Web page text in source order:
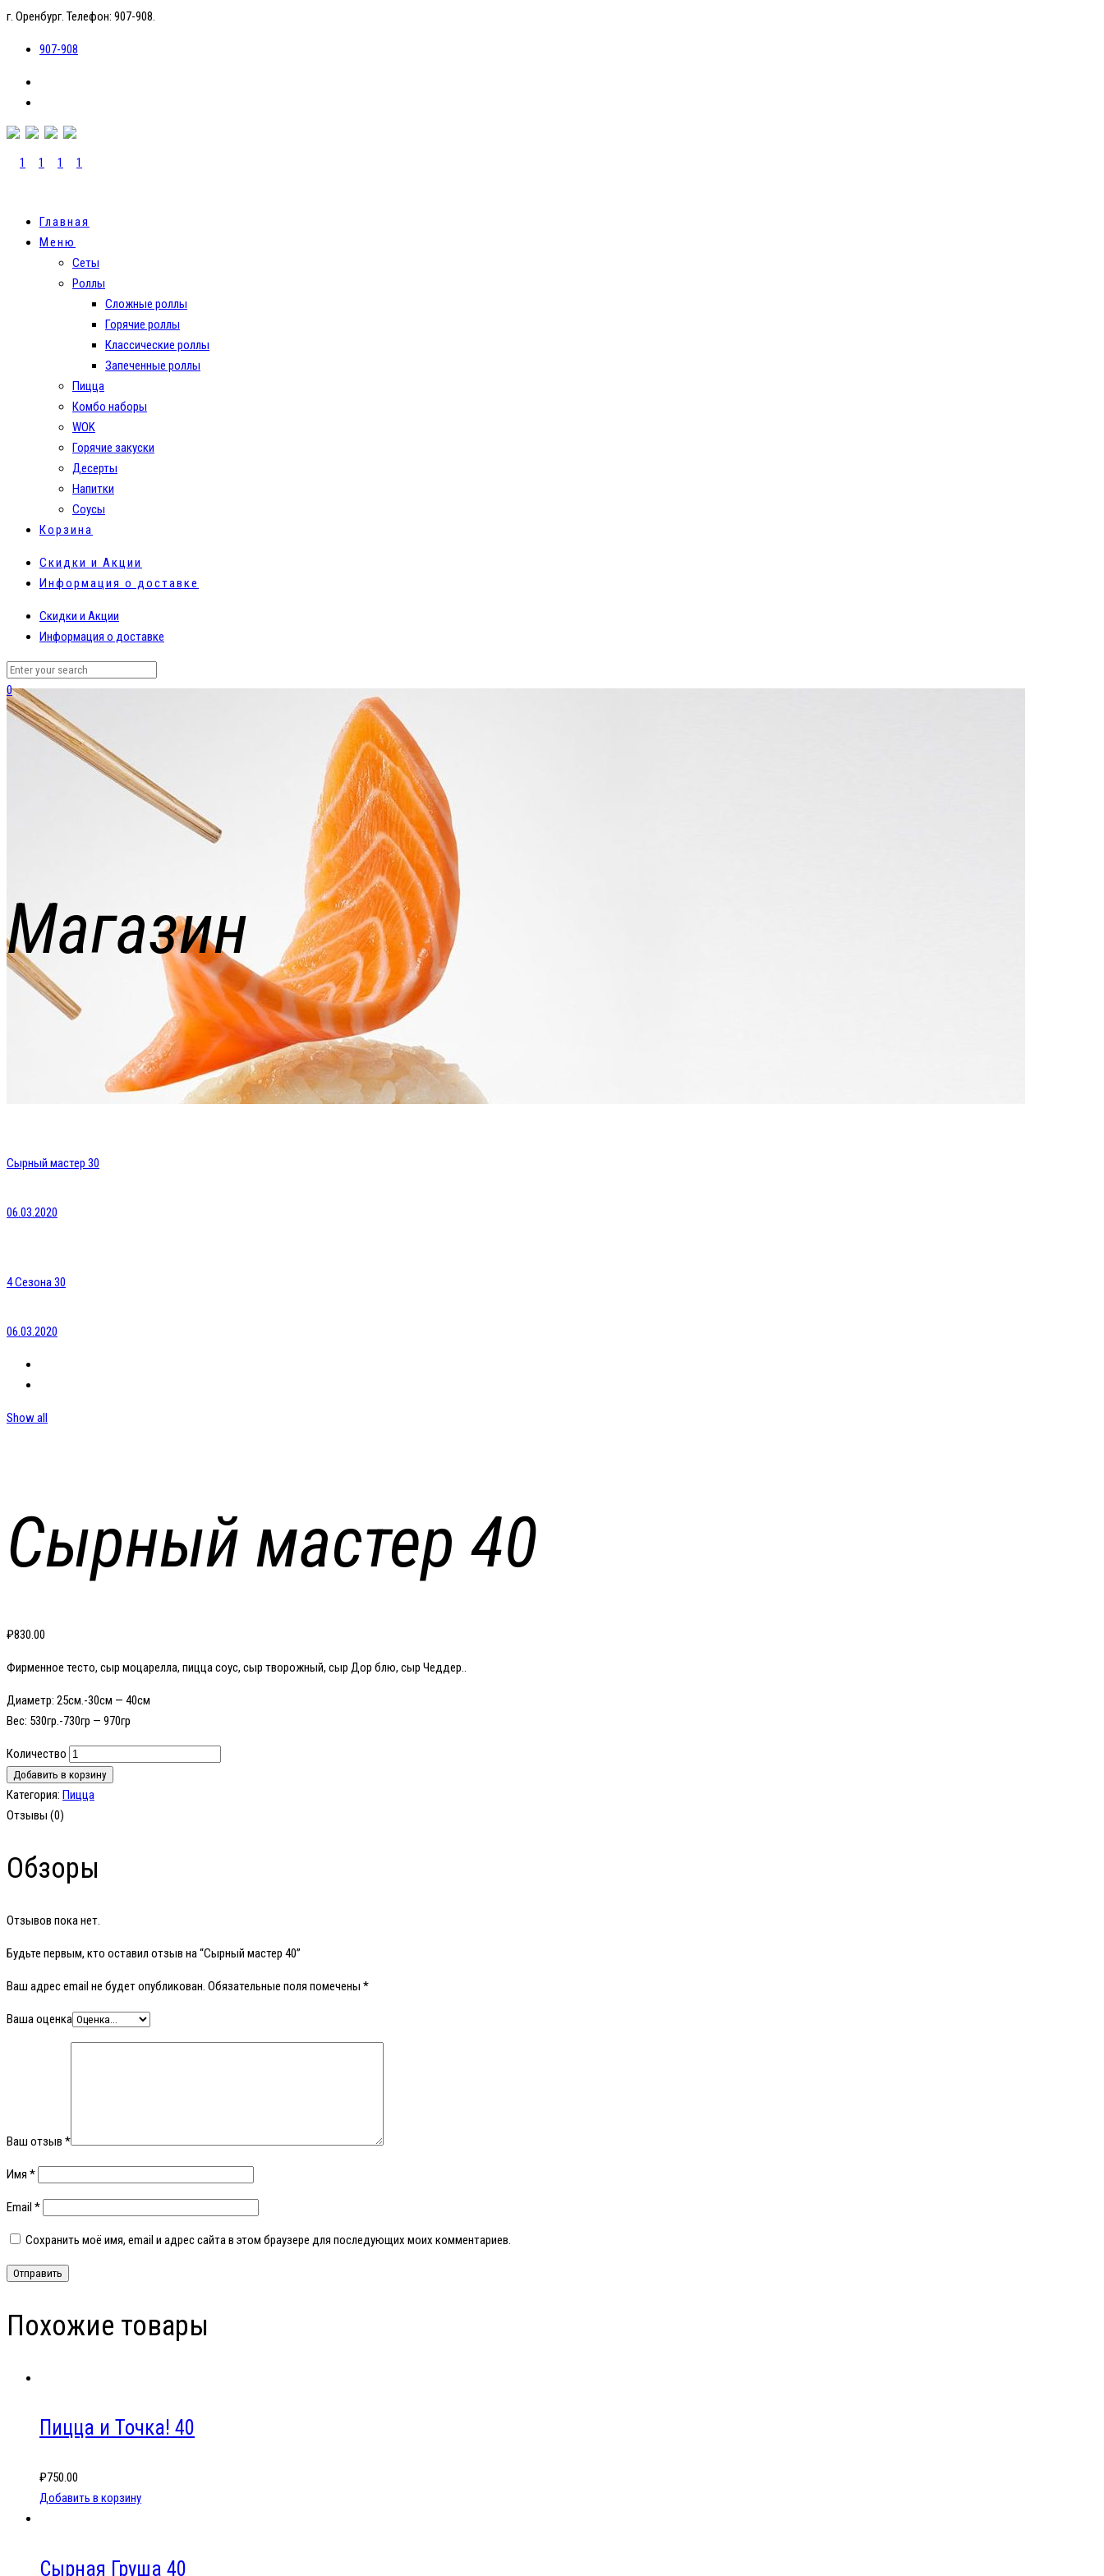
г. Оренбург. Телефон: 907-908.
907-908
Главная
Меню
Сеты
Роллы
Сложные роллы
Горячие роллы
Классические роллы
Запеченные роллы
Пицца
Комбо наборы
WOK
Горячие закуски
Десерты
Напитки
Соусы
Корзина
Скидки и Акции
Информация о доставке
Скидки и Акции
Информация о доставке
0
Магазин
Сырный мастер 30
06.03.2020
4 Сезона 30
06.03.2020
Show all
Сырный мастер 40
₽830.00
Фирменное тесто, сыр моцарелла, пицца соус, сыр творожный, сыр Дор блю, сыр Чеддер..
Диаметр: 25см.-30см — 40см
Вес: 530гр.-730гр — 970гр
Количество
Добавить в корзину
Категория: Пицца
Отзывы (0)
Обзоры
Отзывов пока нет.
Будьте первым, кто оставил отзыв на “Сырный мастер 40”
Ваш адрес email не будет опубликован. Обязательные поля помечены *
Ваша оценка
Ваш отзыв *
Имя *
Email *
Сохранить моё имя, email и адрес сайта в этом браузере для последующих моих комментариев.
Похожие товары
Пицца и Точка! 40
₽750.00
Добавить в корзину
Сырная Груша 40